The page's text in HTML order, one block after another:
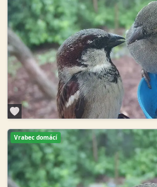
Vrabec domácí